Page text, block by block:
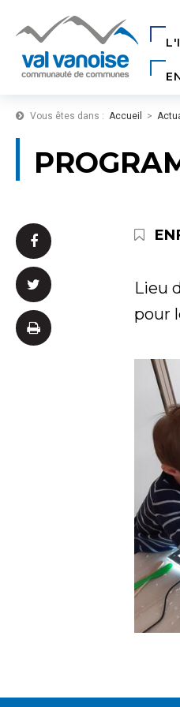
Vous êtes dans : Accueil
Partager
sur
Facebook
 Partager
sur
Imprimer
Lieu
pour